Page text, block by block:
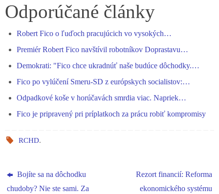
bo
ok
se
er
ts
pp
gr
m
ed
re
Odporúčané články
Robert Fico o ľuďoch pracujúcich vo vysokých…
Premiér Robert Fico navštívil robotníkov Doprastavu…
Demokrati: "Fico chce ukradnúť naše budúce dôchodky.…
Fico po vylúčení Smeru-SD z európskych socialistov:…
Odpadkové koše v horúčavách smrdia viac. Napriek…
Fico je pripravený pri príplatkoch za prácu robiť kompromisy
RCHD.
Bojíte sa na dôchodku
chudoby? Nie ste sami. Za
Rezort financií: Reforma
ekonomického systému